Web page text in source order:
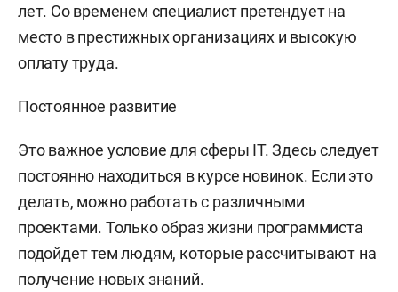
лет. Со временем специалист претендует на
место в престижных организациях и высокую
оплату труда.
Постоянное развитие
Это важное условие для сферы IT. Здесь следует
постоянно находиться в курсе новинок. Если это
делать, можно работать с различными
проектами. Только образ жизни программиста
подойдет тем людям, которые рассчитывают на
получение новых знаний.